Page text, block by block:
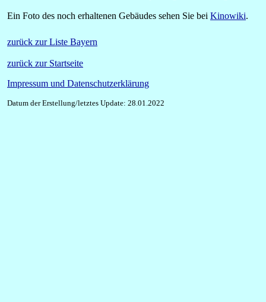
Ein Foto des noch erhaltenen Gebäudes sehen Sie bei Kinowiki.
zurück zur Liste Bayern
zurück zur Startseite
Impressum und Datenschutzerklärung
Datum der Erstellung/letztes Update: 28.01.2022